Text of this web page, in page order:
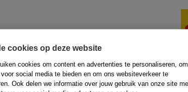
die zich volledig richt op het binnenhalen
stiefkind, maar dat is onterecht: het draait
rol is dus eigenlijk de belangrijkste. De
cookies op deze website
cookies om content en advertenties te personaliseren, om
social media te bieden en om ons websiteverkeer te
Ook delen we informatie over jouw gebruik van onze site